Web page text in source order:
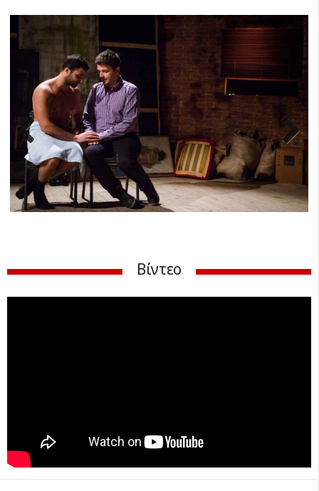
Previ
Next
Βίντεο